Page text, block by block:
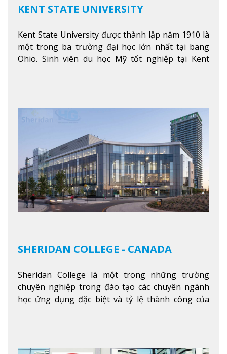
KENT STATE UNIVERSITY
Kent State University được thành lập năm 1910 là
một trong ba trường đại học lớn nhất tại bang
Ohio. Sinh viên du học Mỹ tốt nghiệp tại Kent
SHERIDAN COLLEGE - CANADA
Sheridan College là một trong những trường
chuyên nghiệp trong đào tạo các chuyên ngành
học ứng dụng đặc biệt và tỷ lệ thành công của
thuyết với ứng dụng, chuẩn bị cho sinh viên vào